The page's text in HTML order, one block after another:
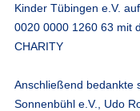
Kinder Tübingen e.V.
0020 0000 1260 63 mit
CHARITY
Anschließend bedankte
Sonnenbühl e.V., Udo